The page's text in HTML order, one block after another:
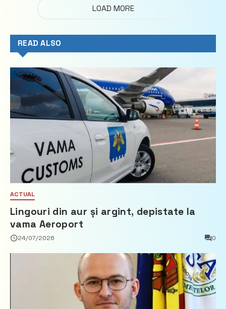
LOAD MORE
READ ALSO
ACTUAL
Lingouri din aur și argint, depistate la
vama Aeroport
24/07/2026 0